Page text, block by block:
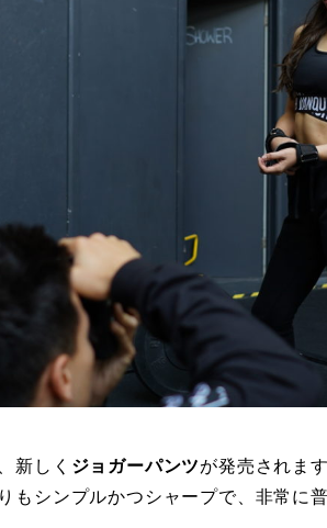
新しく ジョガーパンツが発売されます
もシンプルかつシャープで、非常に